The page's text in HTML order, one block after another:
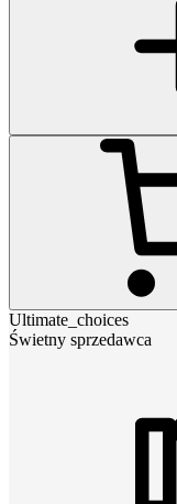
Ultimate_choices
Świetny sprzedawca